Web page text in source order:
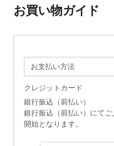
お買い物ガイド
お支払い方法
クレジットカード
銀行振込（前払い）
銀行振込（前払い）にて
開始となります。